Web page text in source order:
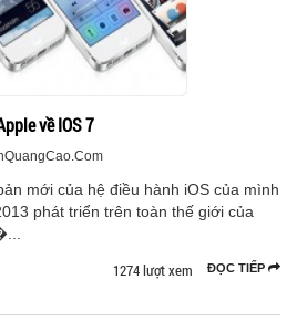
về IOS 7
mới của hệ điều hành iOS của mình
phát triển trên toàn thế giới của
ĐỌC TIẾP
1274 lượt xem